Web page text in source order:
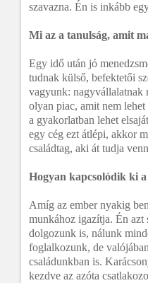
szavazna. Én is inkább
Mi az a tanulság, amit
Egy idő után jó
tudnak külső, befektetői
vagyunk: nagyvállalatnak
olyan piac, amit nem
a gyakorlatban lehet
egy cég ezt átlépi, akkor
családtag, aki át tudja
Hogyan kapcsolódik ki a
Amíg az ember nyakig
munkához igazítja. Én
dolgozunk is, nálunk
foglalkozunk, de
családunkban is.
kezdve az azóta